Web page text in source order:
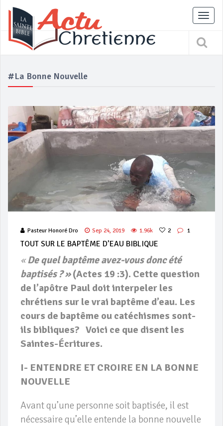
#la Bonne Nouvelle
Pasteur Honoré Dro Sep 24, 2019 1.96k 2 1
TOUT SUR LE BAPTÊME D’EAU BIBLIQUE
«De quel baptême avez-vous donc été
baptisés ? »(Actes 19 :3). Cette question
de l’apôtre Paul doit interpeler les
chrétiens sur le vrai baptême d’eau. Les
cours de baptême ou catéchismes sont-
ils bibliques? Voici ce que disent les
Saintes-Écritures.
I- ENTENDRE ET CROIRE EN LA BONNE
NOUVELLE
Avant qu’une personne soit baptisée, il est
nécessaire qu’elle entende la bonne nouvelle